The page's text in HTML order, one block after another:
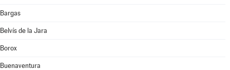
Bargas
Belvís de la Jara
Borox
Buenaventura